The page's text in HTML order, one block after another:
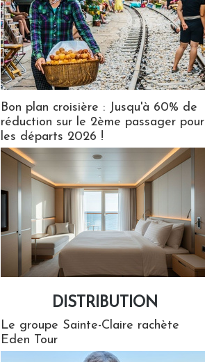
Bon plan croisière : Jusqu'à 60% de
réduction sur le 2ème passager pour
les départs 2026 !
DISTRIBUTION
Le groupe Sainte-Claire rachète
Eden Tour